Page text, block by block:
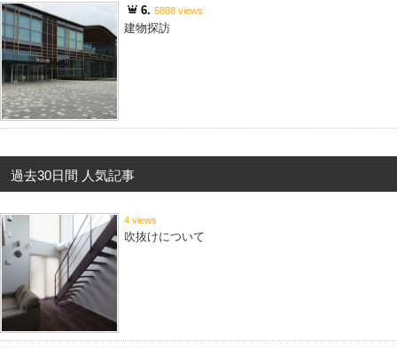
6. 5888 views
建物探訪
過去30日間 人気記事
4 views
吹抜けについて